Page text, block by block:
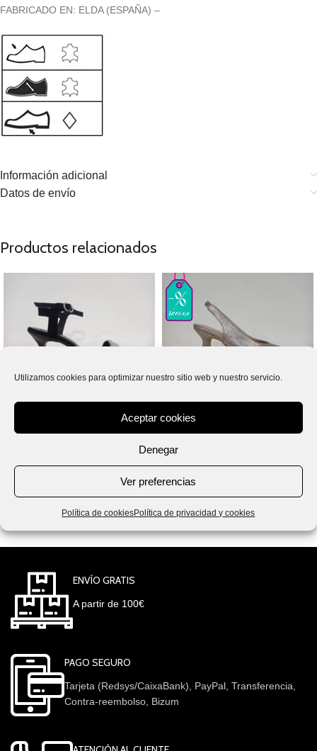
Utilizamos cookies para optimizar nuestro sitio web y nuestro servicio.
Aceptar cookies
Denegar
Ver preferencias
Política de cookiesPolítica de privacidad y cookies
FABRICADO EN: ELDA (ESPAÑA) –
Información adicional
Datos de envío
Productos relacionados
Sandalia negra brillantes 42440
75,00€ IVA incluido
Salon destalonado grabado plata
vieja 147
75,00
ENVÍO GRATIS
A partir de 100€
PAGO SEGURO
Tarjeta (Redsys/CaixaBank), PayPal, Transferencia,
Contra-reembolso, Bizum